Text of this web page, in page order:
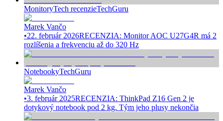
MonitoryTech recenzieTechGuru
Marek Vančo
•22. február 2026RECENZIA: Monitor AOC U27G4R má 2
rozlíšenia a frekvenciu až do 320 Hz
NotebookyTechGuru
Marek Vančo
•3. február 2025RECENZIA: ThinkPad Z16 Gen 2 je
dotykový notebook pod 2 kg. Tým jeho plusy nekončia